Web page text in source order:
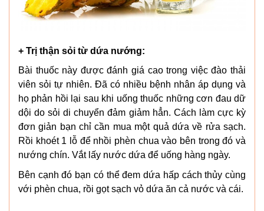
+ Trị thận sỏi từ dứa nướng:
Bài thuốc này được đánh giá cao trong việc đào thải
viên sỏi tự nhiên. Đã có nhiều bệnh nhân áp dụng và
họ phản hồi lại sau khi uống thuốc những cơn đau dữ
dội do sỏi di chuyển đảm giảm hẳn. Cách làm cực kỳ
đơn giản bạn chỉ cần mua một quả dứa về rửa sạch.
Rồi khoét 1 lỗ để nhồi phèn chua vào bên trong đó và
nướng chín. Vắt lấy nước dứa để uống hàng ngày.
Bên cạnh đó bạn có thể đem dứa hấp cách thủy cùng
với phèn chua, rồi gọt sạch vỏ dứa ăn cả nước và cái.